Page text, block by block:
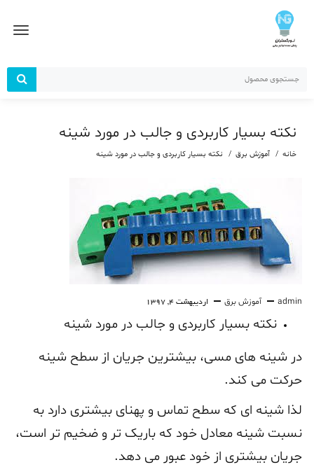
نکته بسیار کاربردی و جالب در مورد شینه
خانه آموزش برق نکته بسیار کاربردی و جالب در مورد شینه
admin آموزش برق اردیبهشت 4, 1397
نکته بسیار کاربردی و جالب در مورد شینه
در شینه های مسی، بیشترین جریان از سطح شینه
حرکت می کند.
لذا شینه ای که سطح تماس و پهنای بیشتری دارد به
نسبت شینه معادل خود که باریک تر و ضخیم تر است،
جریان بیشتری از خود عبور می دهد.